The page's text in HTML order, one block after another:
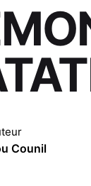
Counil